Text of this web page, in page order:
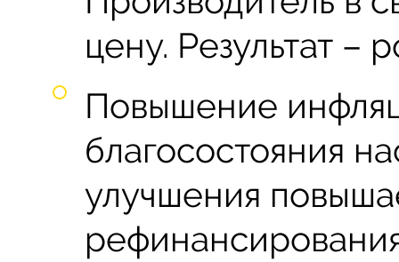
цену. Результат –
Повышение
благосостояния
улучшения